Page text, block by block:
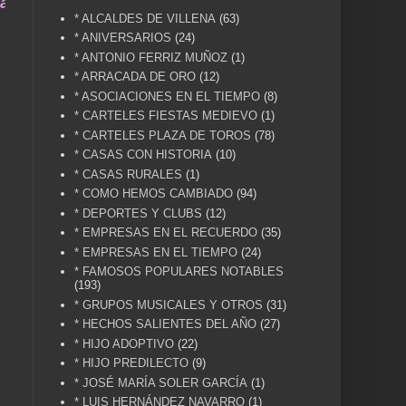
* ALCALDES DE VILLENA (63)
* ANIVERSARIOS (24)
* ANTONIO FERRIZ MUÑOZ (1)
* ARRACADA DE ORO (12)
* ASOCIACIONES EN EL TIEMPO (8)
* CARTELES FIESTAS MEDIEVO (1)
* CARTELES PLAZA DE TOROS (78)
* CASAS CON HISTORIA (10)
* CASAS RURALES (1)
* COMO HEMOS CAMBIADO (94)
* DEPORTES Y CLUBS (12)
* EMPRESAS EN EL RECUERDO (35)
* EMPRESAS EN EL TIEMPO (24)
* FAMOSOS POPULARES NOTABLES
(193)
* GRUPOS MUSICALES Y OTROS (31)
* HECHOS SALIENTES DEL AÑO (27)
* HIJO ADOPTIVO (22)
* HIJO PREDILECTO (9)
* JOSÉ MARÍA SOLER GARCÍA (1)
* LUIS HERNÁNDEZ NAVARRO (1)